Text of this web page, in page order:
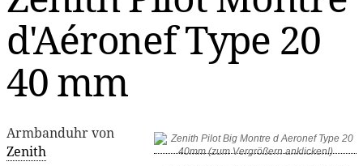
d'Aéronef Type 20
40 mm
Armbanduhr von
Zenith